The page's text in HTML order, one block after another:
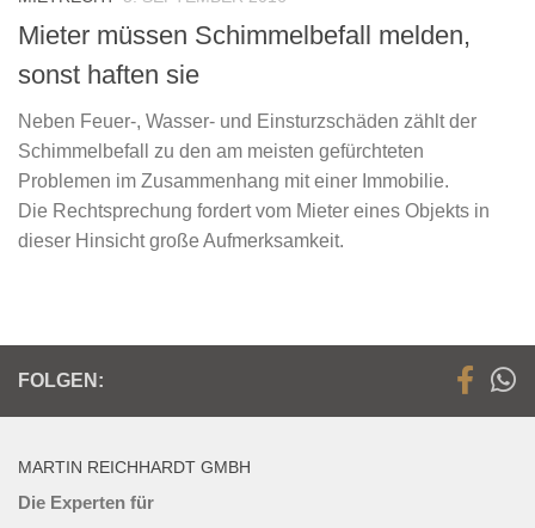
Mieter müssen Schimmelbefall melden,
sonst haften sie
Neben Feuer-, Wasser- und Einsturzschäden zählt der
Schimmelbefall zu den am meisten gefürchteten
Problemen im Zusammenhang mit einer Immobilie.
Die Rechtsprechung fordert vom Mieter eines Objekts in
dieser Hinsicht große Aufmerksamkeit.
FOLGEN:
MARTIN REICHHARDT GMBH
Die Experten für